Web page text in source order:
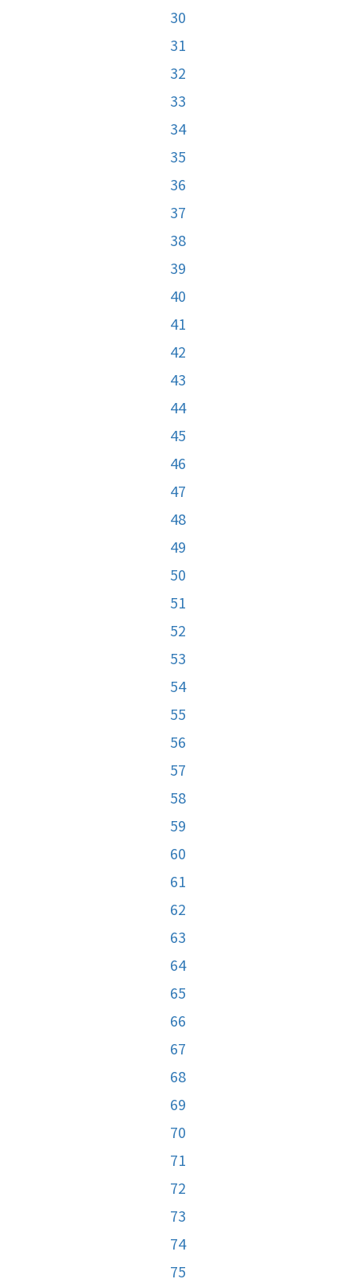
30
31
32
33
34
35
36
37
38
39
40
41
42
43
44
45
46
47
48
49
50
51
52
53
54
55
56
57
58
59
60
61
62
63
64
65
66
67
68
69
70
71
72
73
74
75